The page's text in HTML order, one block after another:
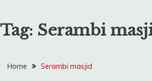
Tag: Serambi
Home Serambi masjid